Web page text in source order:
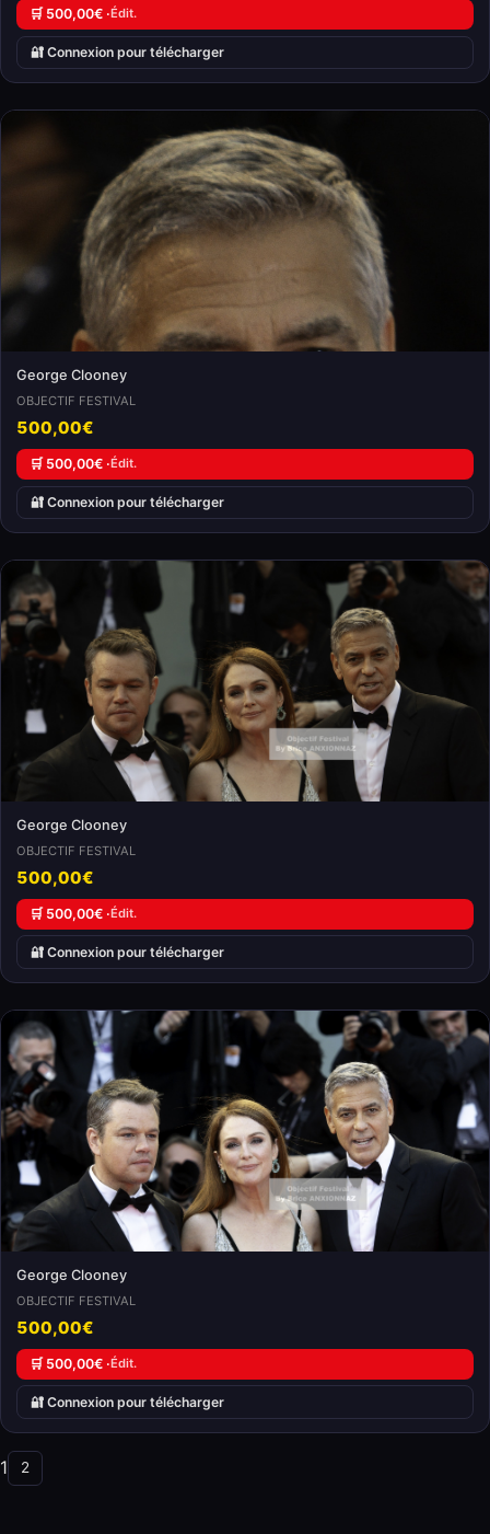
🛒 500,00€ ·Édit.
🔐 Connexion pour télécharger
George Clooney
OBJECTIF FESTIVAL
500,00€
🛒 500,00€ ·Édit.
🔐 Connexion pour télécharger
George Clooney
OBJECTIF FESTIVAL
500,00€
🛒 500,00€ ·Édit.
🔐 Connexion pour télécharger
George Clooney
OBJECTIF FESTIVAL
500,00€
🛒 500,00€ ·Édit.
🔐 Connexion pour télécharger
1 2